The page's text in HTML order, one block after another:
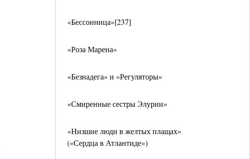
«Бессонница»[237]
«Роза Марена»
«Безнадега» и «Регуляторы»
«Смиренные сестры Элурии»
«Низшие люди в желтых плащах»
(«Сердца в Атлантиде»)